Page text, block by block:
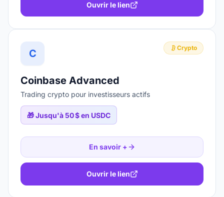
Ouvrir le lien
C Crypto
Coinbase Advanced
Trading crypto pour investisseurs actifs
🎁Jusqu'à 50 $ en USDC
En savoir +
Ouvrir le lien